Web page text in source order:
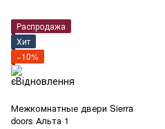
Распродажа
Хит
−10%
Межкомнатные двери Sierra
doors Альта 1